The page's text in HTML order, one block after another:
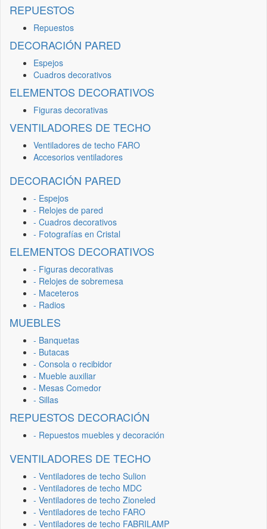
REPUESTOS
Repuestos
DECORACIÓN PARED
Espejos
Cuadros decorativos
ELEMENTOS DECORATIVOS
Figuras decorativas
VENTILADORES DE TECHO
Ventiladores de techo FARO
Accesorios ventiladores
DECORACIÓN PARED
- Espejos
- Relojes de pared
- Cuadros decorativos
- Fotografías en Cristal
ELEMENTOS DECORATIVOS
- Figuras decorativas
- Relojes de sobremesa
- Maceteros
- Radios
MUEBLES
- Banquetas
- Butacas
- Consola o recibidor
- Mueble auxiliar
- Mesas Comedor
- Sillas
REPUESTOS DECORACIÓN
- Repuestos muebles y decoración
VENTILADORES DE TECHO
- Ventiladores de techo Sulion
- Ventiladores de techo MDC
- Ventiladores de techo Zioneled
- Ventiladores de techo FARO
- Ventiladores de techo FABRILAMP